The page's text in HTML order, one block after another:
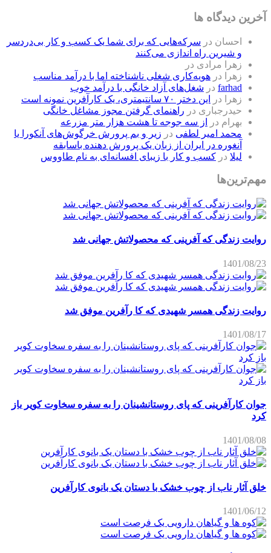
آخرین دیدگاه ها
احسان در سرکه‌هایی که برای شما یک کسب و کار بی‌دردسر
و شیرین راه اندازی می‌کنند
زهرا مرادی در
زهرا
در هویه‌کاری شغلی ناشناخته اما با درآمد مناسب
farhad در شغل‌های آزاد خانگی با درآمد خوب
زهرا
در
این دختر ۷۰ سانتیمتری، یک کارآفرین نمونه است
حیدرجباری در راهنمای گرفتن مجوز مشاغل خانگی
بهرام در
از سه جوجه تا هشت هزار متر مزرعه
محمد امیر لطفی در زیر و بم پرورش خرگوش‌های آنکورا یا
آنغوره در ایران از زبان یک پرورش دهنده باسابقه
لیلا در کسب و کار با زیبای افسانه‌ای به نام طاووس
مهم‌ترین‌ها
روایت زندگی که آفرینی که محصولاتش جهانی شد
1401/08/23
روایت زندگی همسر شهیدی که کا رآفرین موفق شد
1401/08/17
جوان کارآفرینی که پای روستانشینان را به سفره سخاوت کویر باز
کرد
1401/08/08
خلق آثار ناب از چوب خشک با دستان یک بانوی کارآفرین
1401/06/12